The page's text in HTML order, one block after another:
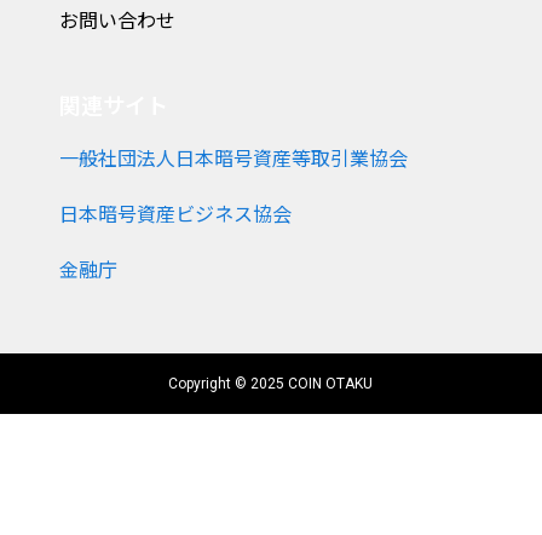
お問い合わせ
一般社団法人日本暗号資産等取引業協会
日本暗号資産ビジネス協会
金融庁
Copyright © 2025 COIN OTAKU